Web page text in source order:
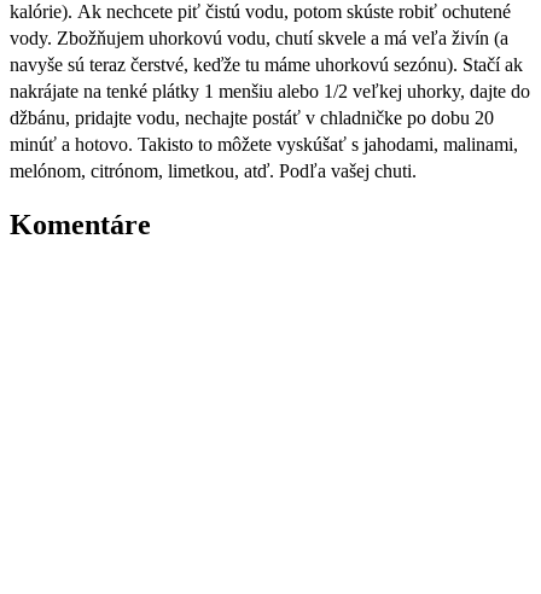
kalórie). Ak nechcete piť čistú vodu, potom skúste robiť ochutené
vody. Zbožňujem uhorkovú vodu, chutí skvele a má veľa živín (a
navyše sú teraz čerstvé, keďže tu máme uhorkovú sezónu). Stačí ak
nakrájate na tenké plátky 1 menšiu alebo 1/2 veľkej uhorky, dajte do
džbánu, pridajte vodu, nechajte postáť v chladničke po dobu 20
minúť a hotovo. Takisto to môžete vyskúšať s jahodami, malinami,
melónom, citrónom, limetkou, atď. Podľa vašej chuti.
Komentáre